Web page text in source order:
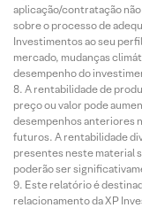
aplicação/contratação não
sobre o processo de
Investimentos ao seu
mercado, mudanças
desempenho do
A rentabilidade de
preço ou valor pode
desempenhos anteriores
futuros. A rentabilidade
presentes neste material
poderão ser
Este relatório é
relacionamento da XP